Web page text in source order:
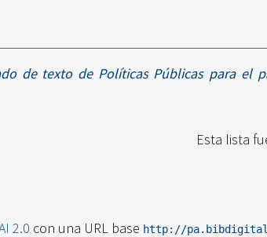
de texto de Políticas Públicas para el
Esta lista
2.0 con una URL base http://